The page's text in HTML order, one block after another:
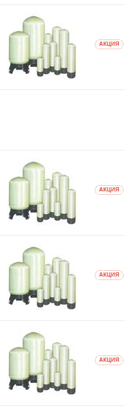
AКЦИЯ
AКЦИЯ
AКЦИЯ
AКЦИЯ